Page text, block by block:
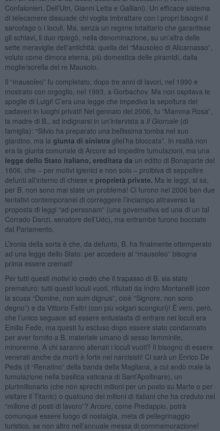
Confalonieri, Dell’Utri, Gianni Letta e Galliani). Un efficace sistema
di telecamere dissuade chi voglia imbrattare con i propri bisogni il
sarcofago o i loculi. Ma, senza un regime totalitario che garantisse
gli schiavi, il duo ripiegò, nella denominazione, su un’altra delle
sette meraviglie dell’antichità: quella del “Mausoleo di Alicarnasso”,
voluto come dimora eterna, più domestica delle piramidi, dalla
moglie/sorella del re Mausolo.
Il “mausoleo” fu completato, dopo tre anni di lavori, nel 1990 e
mostrato con orgoglio, nel 1993, a Gorbachov. Ma non ospitava le
spoglie di Luigi! C’era una legge che impediva la sepoltura dei
cadaveri in luoghi privati! Nel gennaio del 2006, fu “Mamma Rosa”,
la madre di B., ad indignarsi in un’intervista a Il Giornale (di
famiglia): “Silvio ha preparato una bellissima tomba nel suo
giardino, ma la giunta di sinistra gliel’ha bloccata”. In realtà non
era la giunta comunale di Arcore ad impedire tumulazioni, ma una
legge dello Stato italiano, ereditata da un editto di Bonaparte del
1806, che – per motivi igienici e non solo – proibiva di seppellire
defunti all’interno di chiese e proprietà private. Ma le leggi, si sa,
per B. non sono mai state un problema! Ci furono nel 2006 ben due
tentativi contemporanei di correggere l’inciampo attraverso la
proposta di leggi “ad personam” (una governativa ed una di un tal
Corrado Danzi, senatore dell’Udc), ma entrambe furono bocciate
dal Parlamento.
L’ironia della sorta è che, da defunto, B. ha finalmente ottemperato
ad una legge dello Stato: per accedere al “mausoleo” bisogna
prima essere cremati!
Per tutti questi motivi io credo che il trapasso di B. sia stato
prematuro: tutti questi loculi vuoti, rifiutati da Indro Montanelli (con
la scusa “Domine, non sum dignus”, cioè “Signore, non sono
degno”) e da Vittorio Feltri (con più volgari scongiuri)! È vero, però,
che l’unico seguace ad essere entusiasta di entrare nei loculi era
Emilio Fede, ma questi fu escluso dopo essere stato condannato
per aver fornito a B. materiale umano di sesso femminile,
minorenne. A chi saranno alienati i loculi vuoti? Il bisogno di essere
venerati anche da morti è forte nei narcisisti! Ci sarà un Enrico De
Pedis (il “Renatino” della banda della Magliana, a cui andò male la
tumulazione nella basilica vaticana di Sant’Apollinare), un
plurimilionario (che non sprechi milioni per un posto su Marte o per
visitare il Titanic) o qualcuno dei milioni di italiani che ha creduto nel
“milione di posti di lavoro”? Arcore, come Predappio, potrà
comunque essere luogo di nostalgia, meta di pellegrinaggio
turistico, se non altro nell’annuale messa di commemorazione!